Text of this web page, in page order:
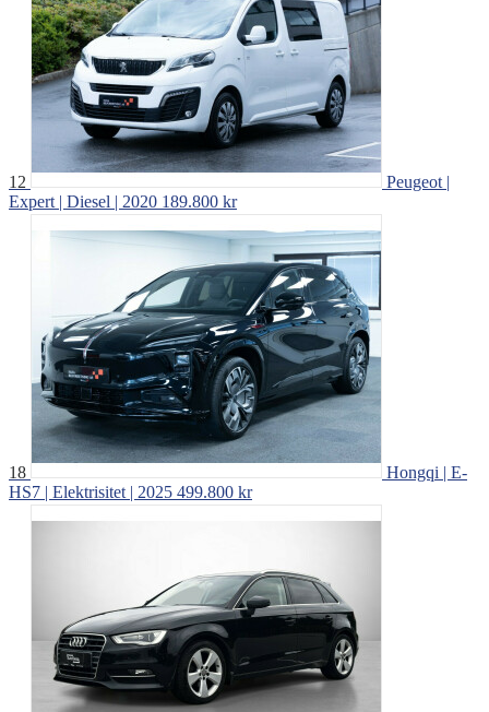
12
Peugeot |
Expert | Diesel | 2020 189.800 kr
18
Hongqi | E-
HS7 | Elektrisitet | 2025 499.800 kr